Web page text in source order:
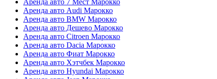
Аренда авто 7 Мест Марокко
Аренда авто Audi Марокко
Аренда авто BMW Марокко
Аренда авто Дешево Марокко
Аренда авто Citroen Марокко
Аренда авто Dacia Марокко
Аренда авто Фиат Марокко
Аренда авто Хэтчбек Марокко
Аренда авто Hyundai Марокко